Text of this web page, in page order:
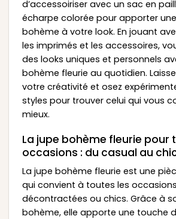
d’accessoiriser avec un sac en
écharpe colorée pour apporter
bohème à votre look. En jouant
les imprimés et les accessoires,
des looks uniques et personnels
bohème fleurie au quotidien.
votre créativité et osez
styles pour trouver celui qui vous
mieux.
La jupe bohème fleurie pour
occasions : du casual au
La jupe bohème fleurie est une
qui convient à toutes les
décontractées ou chics. Grâce à
bohème, elle apporte une touche